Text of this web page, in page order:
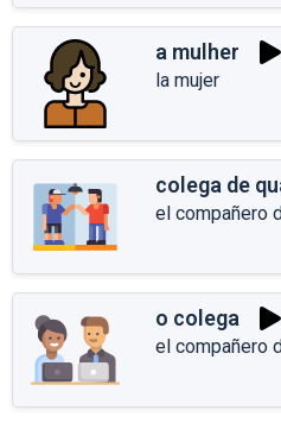
a mulher
la mujer
colega de
el compañero
o colega
el compañero